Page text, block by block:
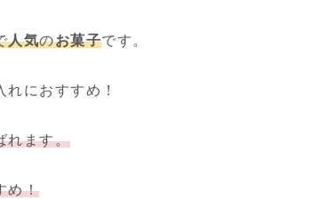
人気のお菓子です。
におすすめ！
れます。
め！